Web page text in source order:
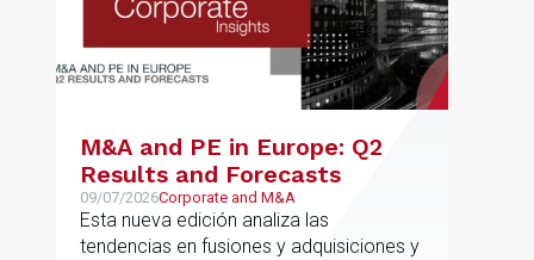
M&A and PE in Europe: Q2
Results and Forecasts
09/07/2026Corporate and M&A
Esta nueva edición analiza las
tendencias en fusiones y adquisiciones y